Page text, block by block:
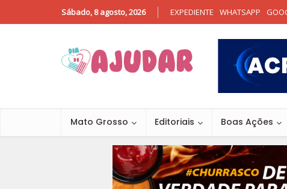
Sábado, 8 agosto, 2026 EXPEDIENTE WHATSAPP
Mato Grosso Editoriais Boas Ações